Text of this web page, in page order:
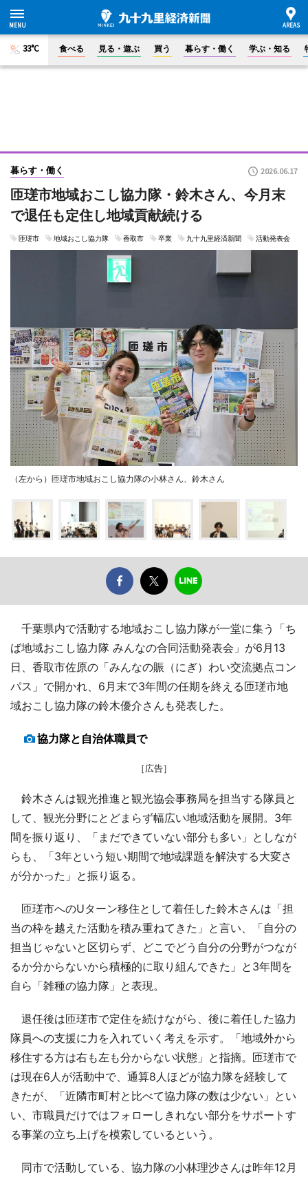
33°C 食べる 見る・遊ぶ 買う 暮らす・働く 学ぶ・知る
暮らす・働く 2026.06.17
匝瑳市地域おこし協力隊・鈴木さん、今月末
で退任も定住し地域貢献続ける
匝瑳市 地域おこし協力隊 香取市 卒業 九十九里経済新聞 活動発表会
（左から）匝瑳市地域おこし協力隊の小林さん、鈴木さん
千葉県内で活動する地域おこし協力隊が一堂に集う「ち
ば地域おこし協力隊 みんなの合同活動発表会」が6月13
日、香取市佐原の「みんなの賑（にぎ）わい交流拠点コン
パス」で開かれ、6月末で3年間の任期を終える匝瑳市地
域おこし協力隊の鈴木優介さんも発表した。
協力隊と自治体職員で
［広告］
鈴木さんは観光推進と観光協会事務局を担当する隊員と
して、観光分野にとどまらず幅広い地域活動を展開。3年
間を振り返り、「まだできていない部分も多い」としなが
らも、「3年という短い期間で地域課題を解決する大変さ
が分かった」と振り返る。
匝瑳市へのUターン移住として着任した鈴木さんは「担
当の枠を越えた活動を積み重ねてきた」と言い、「自分の
担当じゃないと区切らず、どこでどう自分の分野がつなが
るか分からないから積極的に取り組んできた」と3年間を
自ら「雑種の協力隊」と表現。
退任後は匝瑳市で定住を続けながら、後に着任した協力
隊員への支援に力を入れていく考えを示す。「地域外から
移住する方は右も左も分からない状態」と指摘。匝瑳市で
は現在6人が活動中で、通算8人ほどが協力隊を経験して
きたが、「近隣市町村と比べて協力隊の数は少ない」とい
い、市職員だけではフォローしきれない部分をサポートす
る事業の立ち上げを模索しているという。
同市で活動している、協力隊の小林理沙さんは昨年12月